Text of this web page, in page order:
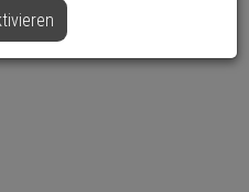
Haus, Wohnung